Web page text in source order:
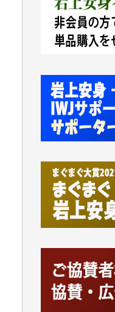
藤岡比左志 様
井出 隆太 様
小池説夫 様
アオキカナメ 様
諸般の事情によ
です。市民側
ンをよく拝見
われるのはあま
お役立てくださ
今日、僅かです
様）
今日、僅かです
機を乗り切るに
の妻を抱えてい
かねてよりIWJ
や解説記事、
ューは大袈裟で
産だと思ってい